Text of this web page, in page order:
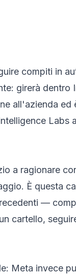
compiti in
girerà dentro
all'azienda ed
Labs
a ragionare
È questa
—
cartello,
Meta invece